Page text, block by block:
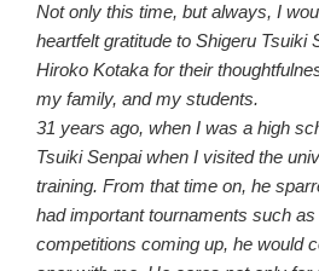
Not only this time, but always, I
heartfelt gratitude to Shigeru Tsuiki
Hiroko Kotaka for their
my family, and my students.
31 years ago, when I was a high
Tsuiki Senpai when I visited the
training. From that time on, he
had important tournaments such as
competitions coming up, he would